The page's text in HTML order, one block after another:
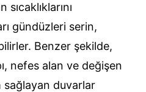
gündüzleri serin,
Benzer şekilde,
nefes alan ve değişen
sağlayan duvarlar